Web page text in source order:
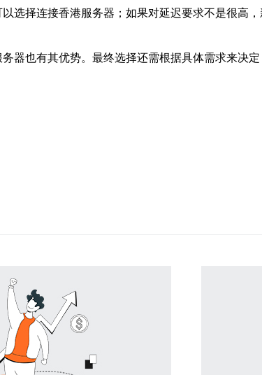
选择连接香港服务器；如果对延迟要求不是很高
也有其优势。最终选择还需根据具体需求来决定